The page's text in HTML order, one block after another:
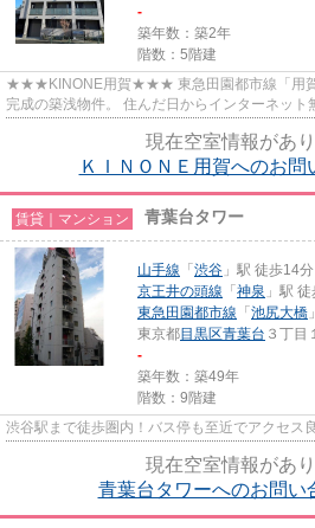
-
築年数：築2年
階数：5階建
★★★KINONE用賀★★★ 東急田園都市線「用賀
完成の築浅物件。 住んだ日からインターネット
現在空室情報があり
ＫＩＮＯＮＥ用賀へのお問
賃貸｜マンション 青葉台タワー
山手線 「 渋谷 」駅 徒歩14分
京王井の頭線 「 神泉 」駅
東急田園都市線 「 池尻大橋
東京都目黒区青葉台 ３丁目
-
築年数：築49年
階数：9階建
渋谷駅まで徒歩圏内！バス停も至近でアクセス
現在空室情報があり
青葉台タワーへのお問い